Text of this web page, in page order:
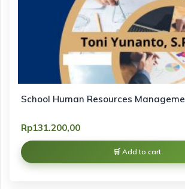
School Human Resources
Rp131.200,00
Add to cart